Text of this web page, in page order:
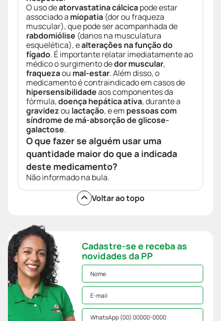
O uso deatorvastatina cálcicapode estar
associado a miopatia (dor ou fraqueza
muscular), que pode ser acompanhada de
rabdomiólise (danos na musculatura
esquelética), ealterações na função do
fígado. É importante relatar imediatamente ao
médico o surgimento dedor muscular,
fraquezaou mal-estar. Além disso, o
medicamento é contraindicado em casos de
hipersensibilidadeaos componentes da
fórmula,doença hepática ativa, durante a
gravidezou lactação, e em pessoas com
síndrome de má-absorção de glicose-
galactose.
O que fazer se alguém usar uma
quantidade maior do que a indicada
deste medicamento?
Não informado na bula.
Voltar ao topo
Cadastre-se e receba as
novidades da PP